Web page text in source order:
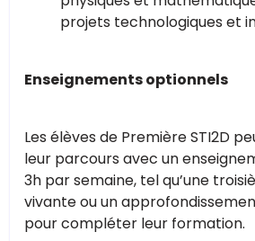
projets technologiques et
Enseignements optionnels
Les élèves de Première STI2D
leur parcours avec un
3h par semaine, tel qu’une
vivante ou un
pour compléter leur formation.